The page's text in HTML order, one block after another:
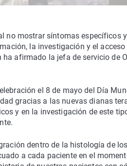
no mostrar síntomas específicos
la investigación y el
afirmado la jefa de servicio de
el 8 de mayo del Día
gracias a las nuevas dianas
y en la investigación de este
dentro de la histología de
a cada paciente en el